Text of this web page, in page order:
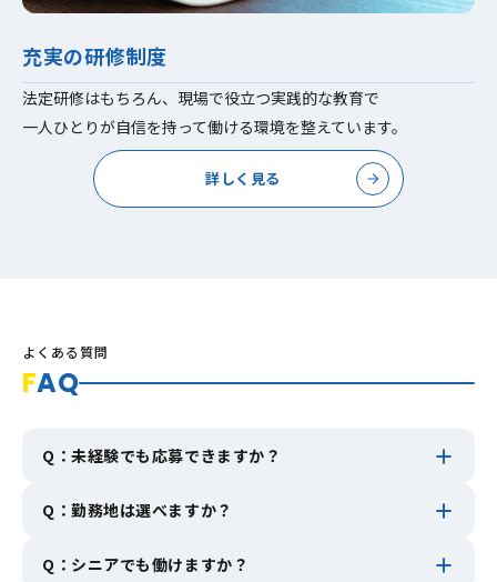
充実の研修制度
法定研修はもちろん、現場で役立つ実践的な教育で
一人ひとりが自信を持って働ける環境を整えています。
詳しく見る
よくある質問
FAQ
Q：未経験でも応募できますか？
Q：勤務地は選べますか？
Q：シニアでも働けますか？